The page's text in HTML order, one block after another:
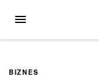
MENU
BIZNES